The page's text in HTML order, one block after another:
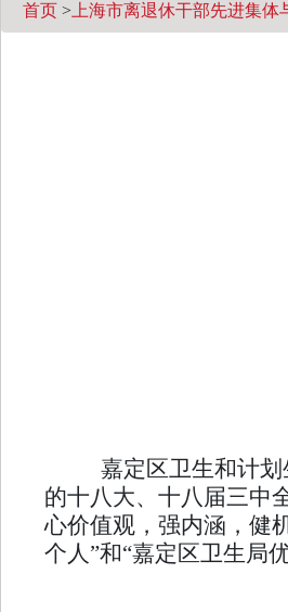
首页 > 上海市离退休干部先进集
嘉定区卫生和计划
的十八大、十八届三中
心价值观，强内涵，健
个人”和“嘉定区卫生局